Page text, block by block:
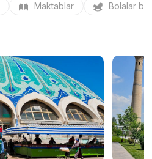
Maktablar Bolalar